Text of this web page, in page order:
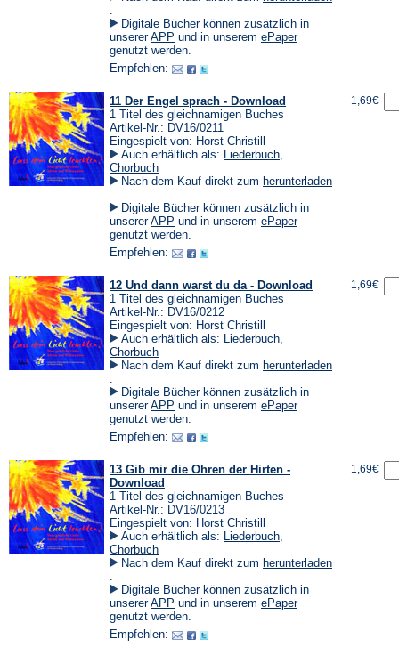
in
einem
neuen
Tab)
.
Digitale Bücher können zusätzlich in
unsererAPP (Öffnet
in
neuen
und in unserem ePaper(Öffnet
genutzt werden.
Empfehlen:
11 Der Engel sprach - Download
1 Titel des gleichnamigen Buches
Artikel-Nr.: DV16/0211
Eingespielt von: Horst Christill
Auch erhältlich als: Liederbuch,
Chorbuch
Nach dem Kauf direkt zum herunterladen
in
einem
neuen
Tab)
.
Digitale Bücher können zusätzlich in
unsererAPP (Öffnet
in
neuen
und in unserem ePaper(Öffnet
genutzt werden.
Empfehlen:
1,69€
12 Und dann warst du da - Download
1 Titel des gleichnamigen Buches
Artikel-Nr.: DV16/0212
Eingespielt von: Horst Christill
Auch erhältlich als: Liederbuch,
Chorbuch
Nach dem Kauf direkt zum herunterladen
in
einem
neuen
Tab)
.
Digitale Bücher können zusätzlich in
unsererAPP (Öffnet
in
neuen
und in unserem ePaper(Öffnet
genutzt werden.
Empfehlen:
1,69€
13 Gib mir die Ohren der Hirten -
Download
1 Titel des gleichnamigen Buches
Artikel-Nr.: DV16/0213
Eingespielt von: Horst Christill
Auch erhältlich als: Liederbuch,
Chorbuch
Nach dem Kauf direkt zum herunterladen
in
einem
neuen
Tab)
.
Digitale Bücher können zusätzlich in
unsererAPP (Öffnet
in
neuen
und in unserem ePaper(Öffnet
genutzt werden.
Empfehlen:
1,69€